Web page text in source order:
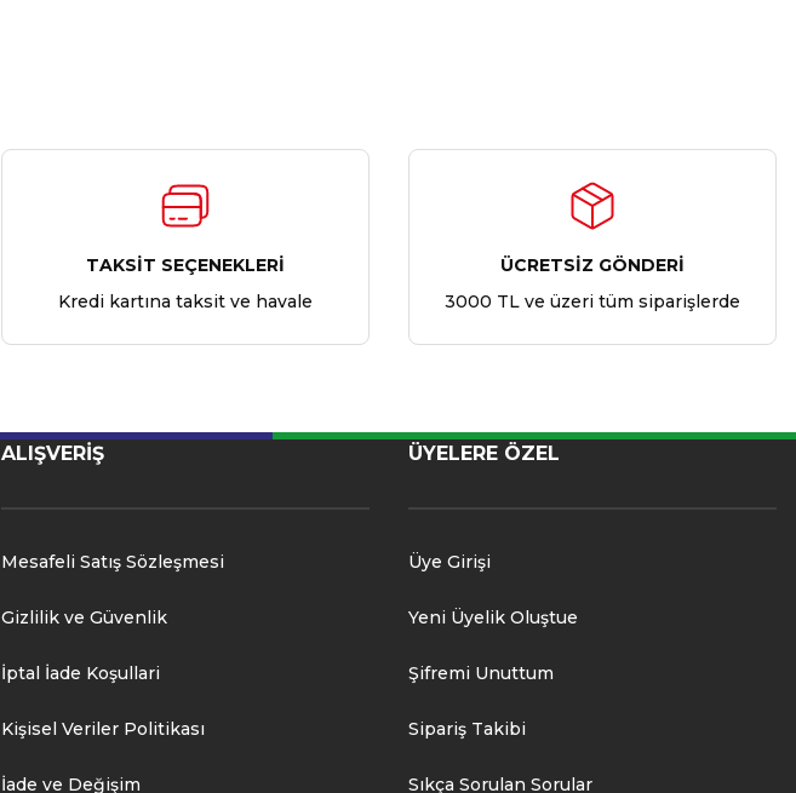
TAKSİT SEÇENEKLERİ
Kredi kartına taksit ve havale
ÜCRETSİZ GÖNDERİ
3000 TL ve üzeri tüm siparişlerde
ALIŞVERİŞ
Mesafeli Satış Sözleşmesi
Gizlilik ve Güvenlik
İptal İade Koşullari
Kişisel Veriler Politikası
İade ve Değişim
ÜYELERE ÖZEL
Üye Girişi
Yeni Üyelik Oluştue
Şifremi Unuttum
Sipariş Takibi
Sıkça Sorulan Sorular